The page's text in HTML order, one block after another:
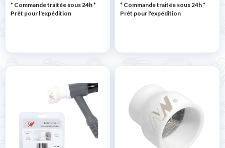
* Commande traitée sous 24h*
Prêt pour l'expédition
* Commande traitée sous 24h*
Prêt pour l'expédition